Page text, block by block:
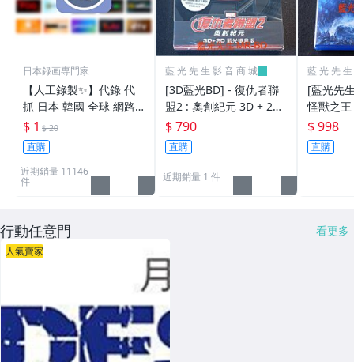
日本録画専門家
【人工錄製✨】代錄 代
抓 日本 韓國 全球 網路
電視 網路節目 直播 串流
OTT VOD 日本録画専門
家 MP4 TS
$ 1 $ 20
直購
近期銷量 11146
件
藍 光 先 生 影 音 商 城
[3D藍光BD] - 復仇者聯
盟2 : 奧創紀元 3D + 2D
限量雙碟鐵盒版 ( 得利公
司貨 )
$ 790
直購
近期銷量 1 件
藍 光 先
[藍光先
怪獸之
者巨獸 )
$ 998
直購
行動任意門 看更多
人氣賣家